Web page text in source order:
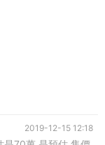
2019-12-15 12:18